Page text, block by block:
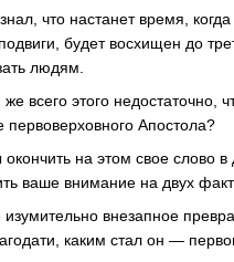
что настанет время,
будет восхищен до
людям.
всего этого недостаточно,
первоверховного Апостола?
на этом свое слово
ваше внимание на двух
изумительно внезапное
каким стал он —